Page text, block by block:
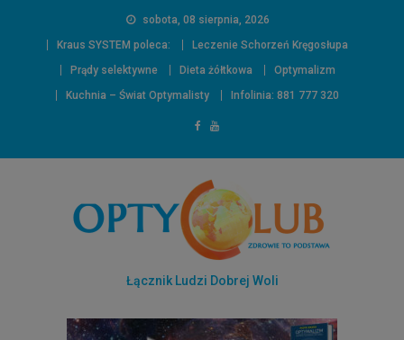
sobota, 08 sierpnia, 2026
Kraus SYSTEM poleca:
Leczenie Schorzeń Kręgosłupa
Prądy selektywne
Dieta żółtkowa
Optymalizm
Kuchnia – Świat Optymalisty
Infolinia: 881 777 320
Łącznik Ludzi Dobrej Woli